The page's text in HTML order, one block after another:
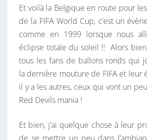
P
E
R
D
A
N
S
B
Et voilà la Belgique en route pour
de la FIFA World Cup, c’est un
comme en 1999 lorsque nous
éclipse totale du soleil !! Alors
tous les fans de ballons ronds qui
la dernière mouture de FIFA et leur
il y a les autres, ceux qui vont un
Red Devils mania !
Et bien, j’ai quelque chose à leur
de se mettre un peu dans